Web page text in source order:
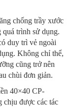
chống trầy xước
quá trình sử dụng.
duy trì vẻ ngoài
Không chỉ thể,
cũng trở nên
chùi đơn giản.
40×40 CP-
được các tác